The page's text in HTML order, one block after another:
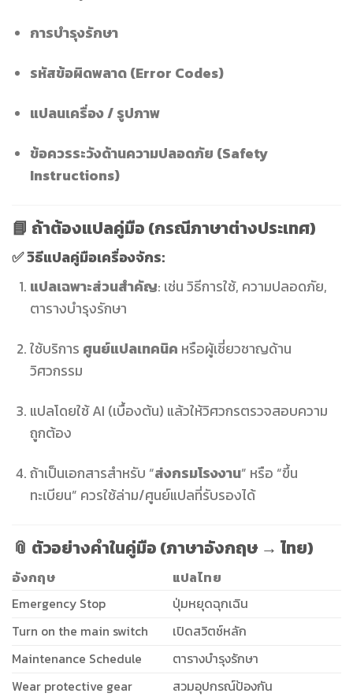
การบำรุงรักษา
รหัสข้อผิดพลาด (Error Codes)
แปลนเครื่อง / รูปภาพ
ข้อควรระวังด้านความปลอดภัย (Safety
Instructions)
📘 ถ้าต้องแปลคู่มือ (กรณีภาษาต่างประเทศ)
✅ วิธีแปลคู่มือเครื่องจักร:
แปลเฉพาะส่วนสำคัญ: เช่น วิธีการใช้, ความปลอดภัย,
ตารางบำรุงรักษา
ใช้บริการ ศูนย์แปลเทคนิค หรือผู้เชี่ยวชาญด้าน
วิศวกรรม
แปลโดยใช้ AI (เบื้องต้น) แล้วให้วิศวกรตรวจสอบความ
ถูกต้อง
ถ้าเป็นเอกสารสำหรับ “ส่งกรมโรงงาน” หรือ “ขึ้น
ทะเบียน” ควรใช้ล่าม/ศูนย์แปลที่รับรองได้
📎 ตัวอย่างคำในคู่มือ (ภาษาอังกฤษ → ไทย)
อังกฤษ
แปลไทย
Emergency Stop
ปุ่มหยุดฉุกเฉิน
Turn on the main switch
เปิดสวิตช์หลัก
Maintenance Schedule
ตารางบำรุงรักษา
Wear protective gear
สวมอุปกรณ์ป้องกัน